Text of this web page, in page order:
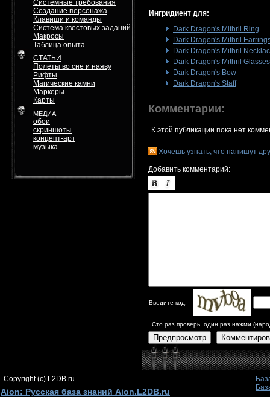
Системные требования
Создание персонажа
Клавиши и команды
Система квестовых заданий
Макросы
Таблица опыта
СТАТЬИ
Полеты во сне и наяву
Рифты
Магические камни
Маркеры
Карты
МЕДИА
обои
скриншоты
концепт-арт
музыка
Ингридиент для:
Dark Dragon's Mithril Ring
Dark Dragon's Mithril
Dark Dragon's Mithril
Dark Dragon's Mithril Glasses
Dark Dragon's Bow
Dark Dragon's Staff
Комментарии:
К этой публикации пока нет
Хочешь узнать, что напишут
Добавить комментарий:
Введите код:
Сто раз проверь, один раз нажми
Предпросмотр
Copyright (c) L2DB.ru
Aion: Русская база знаний Aion.L2DB.ru